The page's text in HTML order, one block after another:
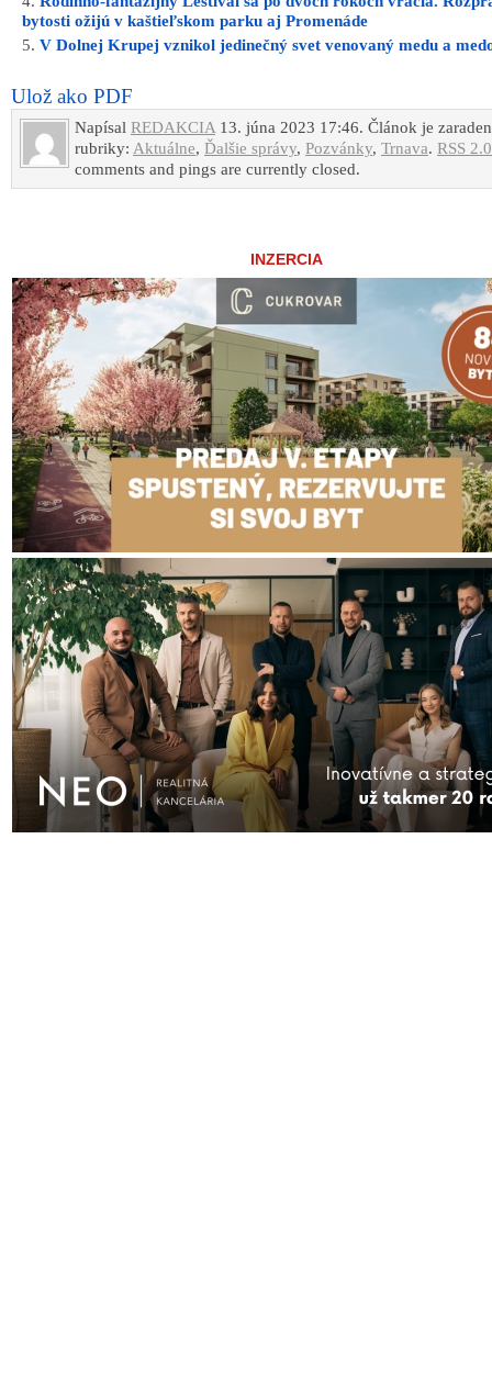
bytosti ožijú v kaštieľskom parku aj Promenáde
V Dolnej Krupej vznikol jedinečný svet venovaný medu a
Ulož ako PDF
Napísal REDAKCIA13. júna 2023 17:46. Článok je
rubriky: Aktuálne, Ďalšie správy, Pozvánky, Trnava. RSS 2.0
comments and pings are currently closed.
INZERCIA